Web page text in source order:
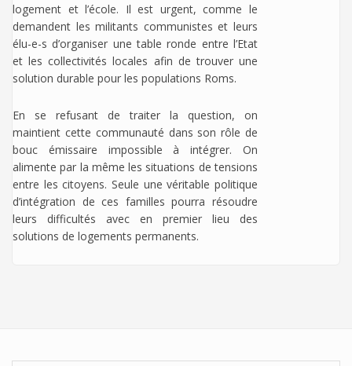
logement et l’école. Il est urgent, comme le
demandent les militants communistes et leurs
élu-e-s d’organiser une table ronde entre l’Etat
et les collectivités locales afin de trouver une
solution durable pour les populations Roms.
En se refusant de traiter la question, on
maintient cette communauté dans son rôle de
bouc émissaire impossible à intégrer. On
alimente par la même les situations de tensions
entre les citoyens. Seule une véritable politique
d’intégration de ces familles pourra résoudre
leurs difficultés avec en premier lieu des
solutions de logements permanents.